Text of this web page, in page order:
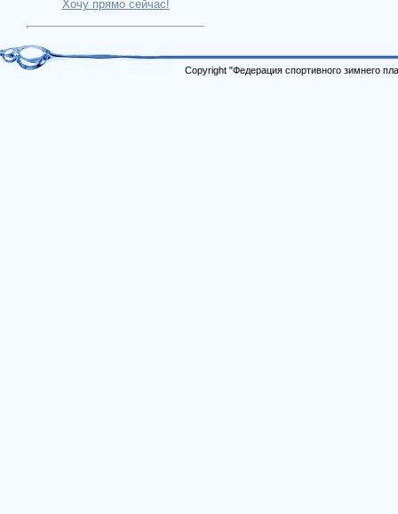
Хочу прямо сейчас!
Copyright "Федерация спортивного зимнего